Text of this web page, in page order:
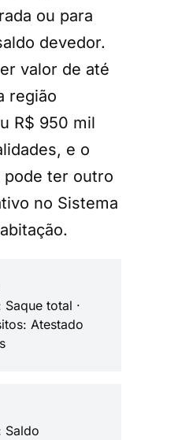
ou para
devedor.
valor de até
região
R$ 950 mil
e o
pode ter outro
no Sistema
total ·
Atestado
Saldo